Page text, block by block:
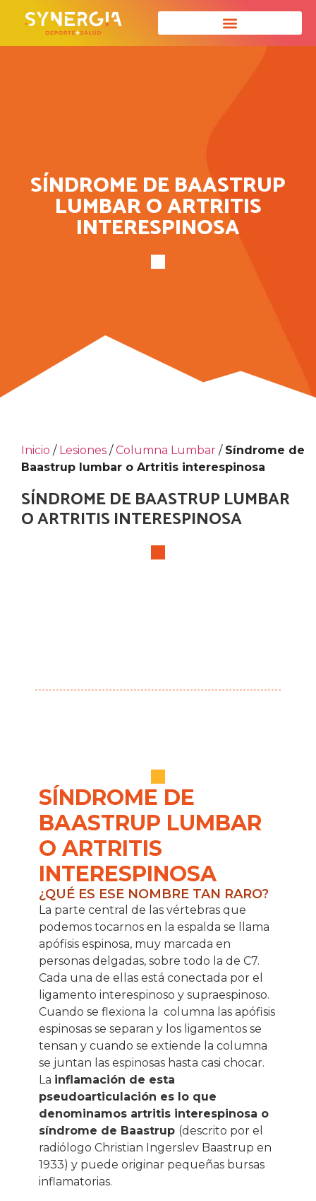
SÍNDROME DE BAASTRUP
LUMBAR O ARTRITIS
INTERESPINOSA
Inicio / Lesiones /Columna Lumbar / Síndrome de
Baastrup lumbar o Artritis interespinosa
SÍNDROME DE BAASTRUP LUMBAR
O ARTRITIS INTERESPINOSA
SÍNDROME DE
BAASTRUP LUMBAR
O ARTRITIS
INTERESPINOSA
¿QUÉ ES ESE NOMBRE TAN RARO?
La parte central de las vértebras que
podemos tocarnos en la espalda se llama
apófisis espinosa, muy marcada en
personas delgadas, sobre todo la de C7.
Cada una de ellas está conectada por el
ligamento interespinoso y supraespinoso.
Cuando se flexiona la columna las apófisis
espinosas se separan y los ligamentos se
tensan y cuando se extiende la columna
se juntan las espinosas hasta casi chocar.
La inflamación de esta
pseudoarticulación es lo que
denominamos artritis interespinosa o
síndrome de Baastrup (descrito por el
radiólogo Christian Ingerslev Baastrup en
1933) y puede originar pequeñas bursas
inflamatorias.